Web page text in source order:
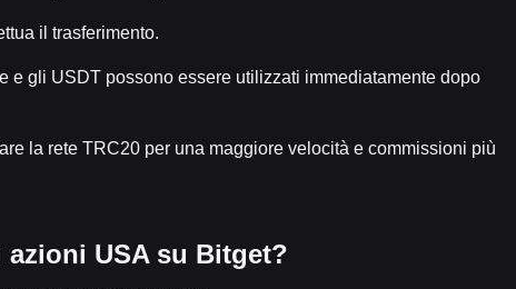
il trasferimento.
e gli USDT possono essere utilizzati immediatamente dopo
la rete TRC20 per una maggiore velocità e commissioni più
USA su Bitget?